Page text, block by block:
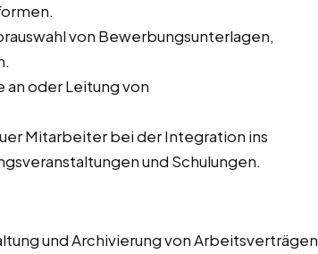
von Bewerbungsunterlagen,
an oder Leitung von
Mitarbeiter bei der Integration ins
und Schulungen.
und Archivierung von Arbeitsverträgen